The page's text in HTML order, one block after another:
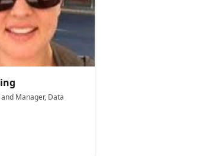
Manager, Data